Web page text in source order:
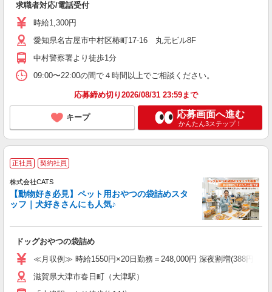
求職者対応/電話受付
時給1,300円
愛知県名古屋市中村区椿町17-16 丸元ビル8F
中村警察署より徒歩1分
09:00〜22:00の間で４時間以上でご相談ください。
応募締め切り2026/08/31 23:59まで
キープ 応募画面へ進む
かんたん3ステップ！
正社員 契約社員
株式会社CATS
【動物好き必見】ペット用おやつの袋詰めスタ
ッフ｜犬好きさんにも人気♪
ドッグおやつの袋詰め
≪月収例≫ 時給1550円×20日勤務＝248,000円 深夜割増(388円
滋賀県大津市春日町（大津駅）